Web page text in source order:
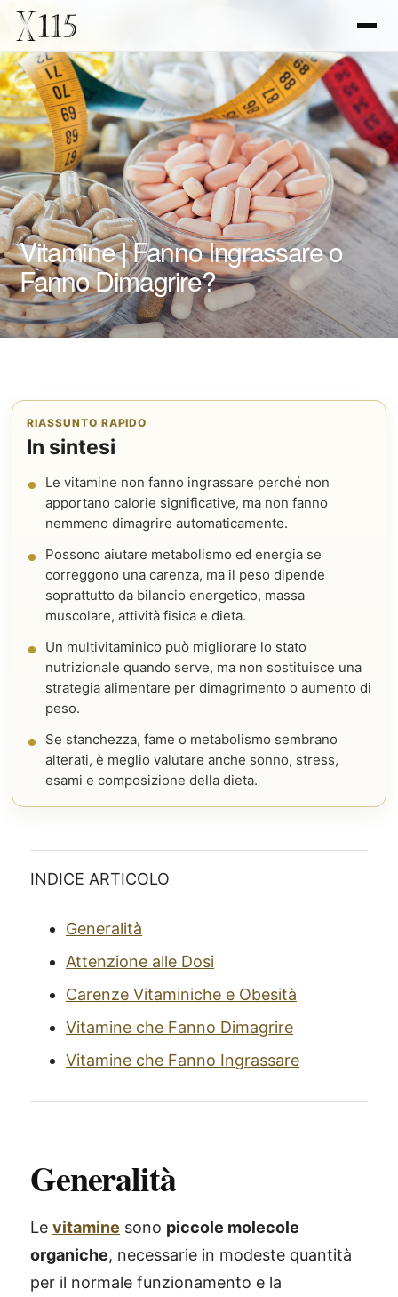
Vitamine | Fanno Ingrassare o
Fanno Dimagrire?
RIASSUNTO RAPIDO
In sintesi
Le vitamine non fanno ingrassare perché non
apportano calorie significative, ma non fanno
nemmeno dimagrire automaticamente.
Possono aiutare metabolismo ed energia se
correggono una carenza, ma il peso dipende
soprattutto da bilancio energetico, massa
muscolare, attività fisica e dieta.
Un multivitaminico può migliorare lo stato
nutrizionale quando serve, ma non sostituisce una
strategia alimentare per dimagrimento o aumento di
peso.
Se stanchezza, fame o metabolismo sembrano
alterati, è meglio valutare anche sonno, stress,
esami e composizione della dieta.
INDICE ARTICOLO
Generalità
Attenzione alle Dosi
Carenze Vitaminiche e Obesità
Vitamine che Fanno Dimagrire
Vitamine che Fanno Ingrassare
Generalità
Le vitamine sono piccole molecole
organiche, necessarie in modeste quantità
per il normale funzionamento e la